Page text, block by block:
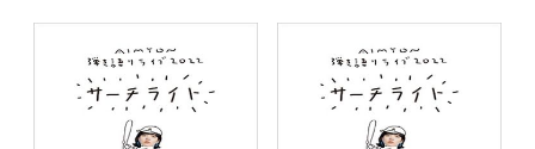
HANSHIEN
KYUUJOU (日本進
口盤2DVD)
HANSHIEN
KYUUJOU (日本進
口盤2BLU-RAY)